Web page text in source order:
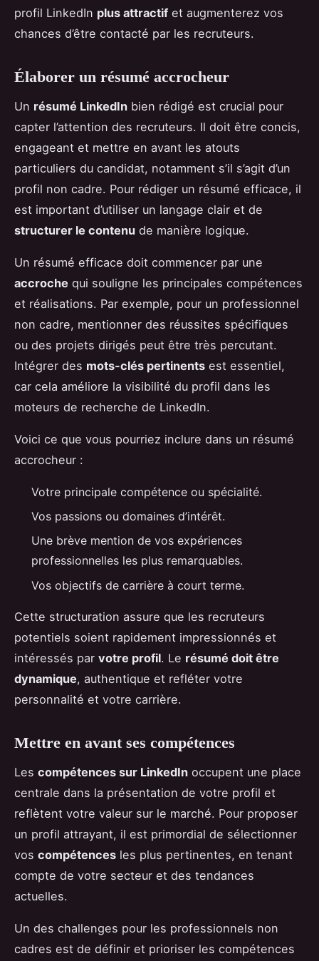
profil LinkedIn plus attractif et augmenterez vos
chances d’être contacté par les recruteurs.
Élaborer un résumé accrocheur
Un résumé LinkedIn bien rédigé est crucial pour
capter l’attention des recruteurs. Il doit être concis,
engageant et mettre en avant les atouts
particuliers du candidat, notamment s’il s’agit d’un
profil non cadre. Pour rédiger un résumé efficace, il
est important d’utiliser un langage clair et de
structurer le contenu de manière logique.
Un résumé efficace doit commencer par une
accroche qui souligne les principales compétences
et réalisations. Par exemple, pour un professionnel
non cadre, mentionner des réussites spécifiques
ou des projets dirigés peut être très percutant.
Intégrer des mots-clés pertinents est essentiel,
car cela améliore la visibilité du profil dans les
moteurs de recherche de LinkedIn.
Voici ce que vous pourriez inclure dans un résumé
accrocheur :
Votre principale compétence ou spécialité.
Vos passions ou domaines d’intérêt.
Une brève mention de vos expériences
professionnelles les plus remarquables.
Vos objectifs de carrière à court terme.
Cette structuration assure que les recruteurs
potentiels soient rapidement impressionnés et
intéressés par votre profil. Le résumé doit être
dynamique, authentique et refléter votre
personnalité et votre carrière.
Mettre en avant ses compétences
Les compétences sur LinkedIn occupent une place
centrale dans la présentation de votre profil et
reflètent votre valeur sur le marché. Pour proposer
un profil attrayant, il est primordial de sélectionner
vos compétences les plus pertinentes, en tenant
compte de votre secteur et des tendances
actuelles.
Un des challenges pour les professionnels non
cadres est de définir et prioriser les compétences